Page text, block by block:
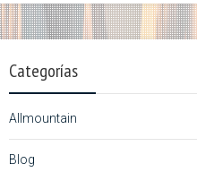
Categorías
Allmountain
Blog